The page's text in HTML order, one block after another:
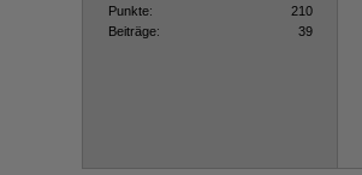
Punkte
210
Beiträge
39